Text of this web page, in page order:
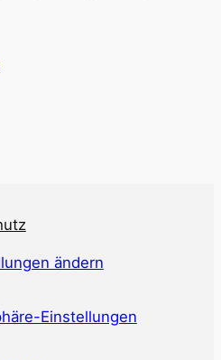
ändern
Einstellungen